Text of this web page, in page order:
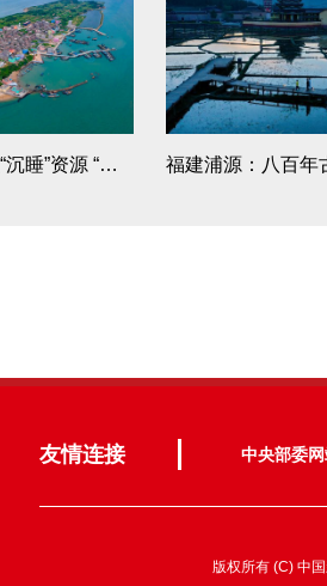
福清古老渔村唤醒“沉睡”资源 “美丽吉岛”乘风破浪
友情连接 中央部委
版权所有 (C) 中